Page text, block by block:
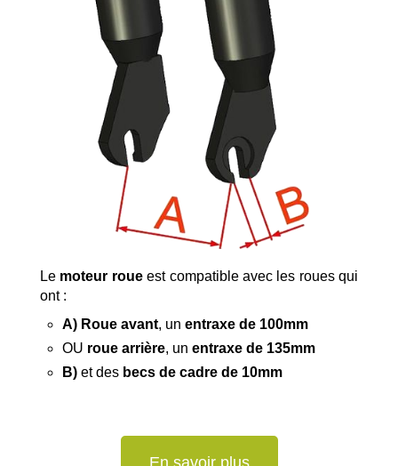
Le moteur roue est compatible avec les roues qui
ont :
A) Roue avant, un entraxe de 100mm
OU roue arrière, un entraxe de 135mm
B) et des becs de cadre de 10mm
En savoir plus